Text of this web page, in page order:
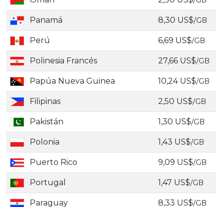
Panamá 8,30 US$/GB
Perú 6,69 US$/GB
Polinesia Francés 27,66 US$/GB
Papúa Nueva Guinea 10,24 US$/GB
Filipinas 2,50 US$/GB
Pakistán 1,30 US$/GB
Polonia 1,43 US$/GB
Puerto Rico 9,09 US$/GB
Portugal 1,47 US$/GB
Paraguay 8,33 US$/GB